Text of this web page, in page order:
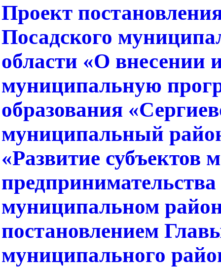
Проект
Посадского
области «О внесении
муниципальную
образования
муниципальный
«Развитие субъектов
муниципальном
постановлением
муниципального